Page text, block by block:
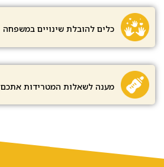
כלים להובלת שינויים במשפחה
מענה לשאלות המטרידות אתכם